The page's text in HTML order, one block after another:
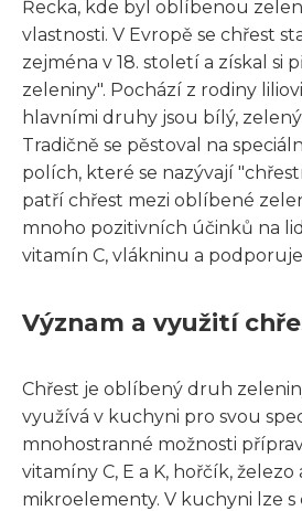
Řecka, kde byl oblíbenou
vlastnosti. V Evropě se chřest
zejména v 18. století a získal si
zeleniny". Pochází z rodiny
hlavními druhy jsou bílý,
Tradičně se pěstoval na
polích, které se nazývají
patří chřest mezi oblíbené
mnoho pozitivních účinků na
vitamín C, vlákninu a
Význam a využití
Chřest je oblíbený druh
využívá v kuchyni pro svou
mnohostranné možnosti
vitamíny C, E a K, hořčík, železo
mikroelementy. V kuchyni lze